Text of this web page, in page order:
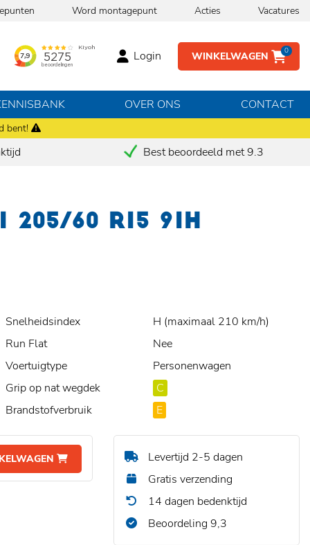
bent!
Word montagepunt Acties Vacatures
WINKELWAGEN 0
Login
OVER ONS CONTACT
Best beoordeeld met 9.3
205/60 R15 91H
Snelheidsindex
H (maximaal 210 km/h)
Run Flat
Nee
Voertuigtype
Personenwagen
Grip op nat wegdek
C
Brandstofverbruik
E
Levertijd 2-5 dagen
Gratis verzending
14 dagen bedenktijd
Beoordeling 9,3